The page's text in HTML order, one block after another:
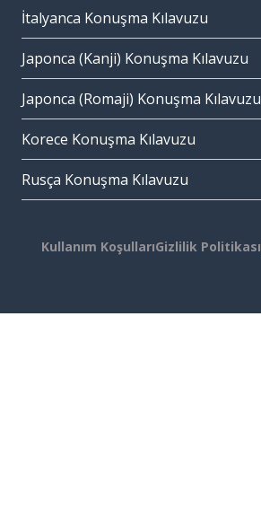
İtalyanca Konuşma Kılavuzu
Japonca (Kanji) Konuşma Kılavuzu
Japonca (Romaji) Konuşma Kılavuzu
Korece Konuşma Kılavuzu
Rusça Konuşma Kılavuzu
Kullanım KoşullarıGizlilik Politikası